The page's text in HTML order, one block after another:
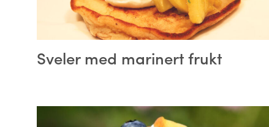
Sveler med marinert frukt